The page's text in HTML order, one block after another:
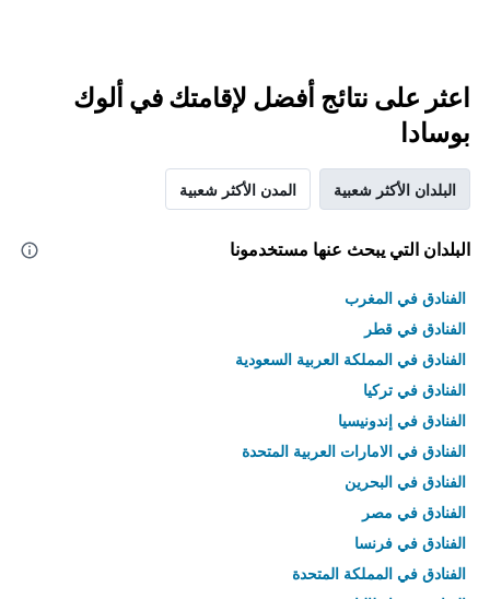
اعثر على نتائج أفضل لإقامتك في ألوك
بوسادا
البلدان الأكثر شعبية المدن الأكثر شعبية
البلدان التي يبحث عنها مستخدمونا
الفنادق في المغرب
الفنادق في قطر
الفنادق في المملكة العربية السعودية
الفنادق في تركيا
الفنادق في إندونيسيا
الفنادق في الامارات العربية المتحدة
الفنادق في البحرين
الفنادق في مصر
الفنادق في فرنسا
الفنادق في المملكة المتحدة